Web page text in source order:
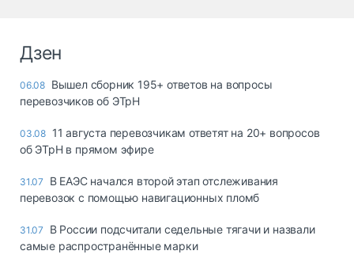
Дзен
06.08 Вышел сборник 195+ ответов на вопросы
перевозчиков об ЭТрН
03.08 11 августа перевозчикам ответят на 20+ вопросов
об ЭТрН в прямом эфире
31.07
В ЕАЭС начался второй этап отслеживания
перевозок с помощью навигационных пломб
31.07
В России подсчитали седельные тягачи и назвали
самые распространённые марки